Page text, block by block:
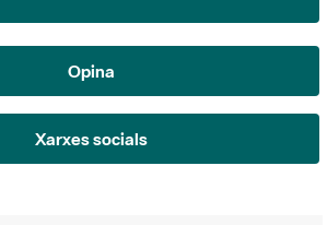
Opina
Xarxes socials